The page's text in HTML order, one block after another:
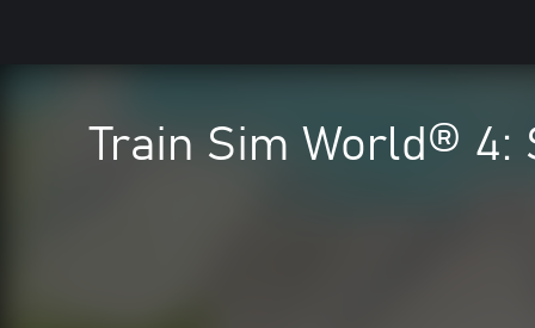
Train Sim World® 4: